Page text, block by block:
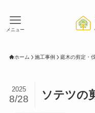
メニュー
ホーム 施工事例 庭木の剪定・
ソテツの
2025
8/28